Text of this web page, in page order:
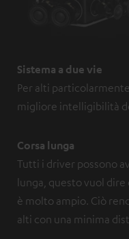
Sistema a due vie
Per alti
migliore intelligibilità
Corsa lunga
Tutti i driver possono
lunga, questo vuol
è molto ampio. Ciò
alti con una minima